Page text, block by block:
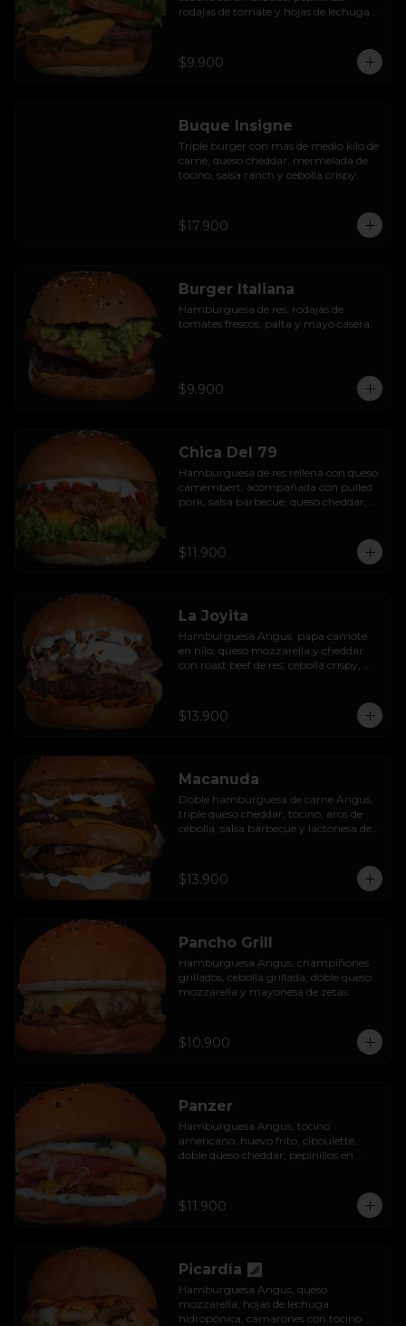
rodajas de tomate y hojas de lechuga
$9.900
Buque Insigne
Triple burger con mas de medio kilo de
carne, queso cheddar, mermelada de
tocino, salsa ranch y cebolla crispy.
$17.900
Burger Italiana
Hamburguesa de res, rodajas de
tomates frescos, palta y mayo casera.
$9.900
Chica Del 79
Hamburguesa de res rellena con queso
camembert, acompañada con pulled
pork, salsa barbecue, queso cheddar,
$11.900
La Joyita
Hamburguesa Angus, papa camote
en hilo, queso mozzarella y cheddar
con roast beef de res, cebolla crispy,
$13.900
Macanuda
Doble hamburguesa de carne Angus,
triple queso cheddar, tocino, aros de
cebolla, salsa barbecue y lactonesa de
$13.900
Pancho Grill
Hamburguesa Angus, champiñones
grillados, cebolla grillada, doble queso
mozzarella y mayonesa de zetas.
$10.900
Panzer
Hamburguesa Angus, tocino
americano, huevo frito, ciboulette,
doble queso cheddar, pepinillos en
$11.900
Picardía
Hamburguesa Angus, queso
mozzarella, hojas de lechuga
hidropónica, camarones con tocino